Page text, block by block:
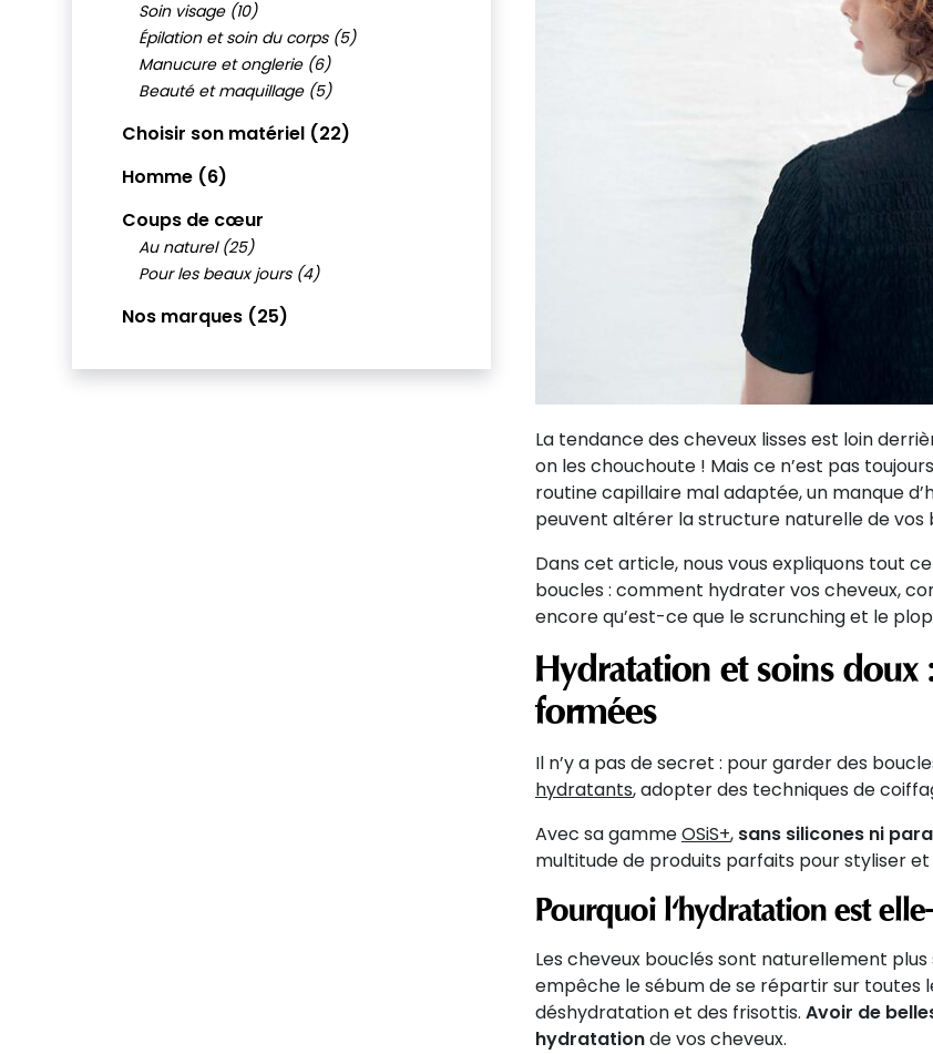
Soin visage (10)
Épilation et soin du corps (5)
Manucure et onglerie (6)
Beauté et maquillage (5)
Choisir son matériel (22)
Homme (6)
Coups de cœur
Au naturel (25)
Pour les beaux jours (4)
Nos marques (25)
La tendance des cheveux lisses est loin
on les chouchoute ! Mais ce n’est pas
routine capillaire mal adaptée, un manque
peuvent altérer la structure naturelle de vos
Dans cet article, nous vous expliquons tout
boucles : comment hydrater vos cheveux,
encore qu’est-ce que le scrunching et le
Hydratation et soins doux
formées
Il n’y a pas de secret : pour garder des
hydratants, adopter des techniques de
Avec sa gammeOSiS+, sans silicones ni
multitude de produits parfaits pour styliser
Pourquoi l'hydratation est
Les cheveux bouclés sont naturellement
empêche le sébum de se répartir sur toutes
déshydratation et des frisottis. Avoir de
hydratationde vos cheveux.